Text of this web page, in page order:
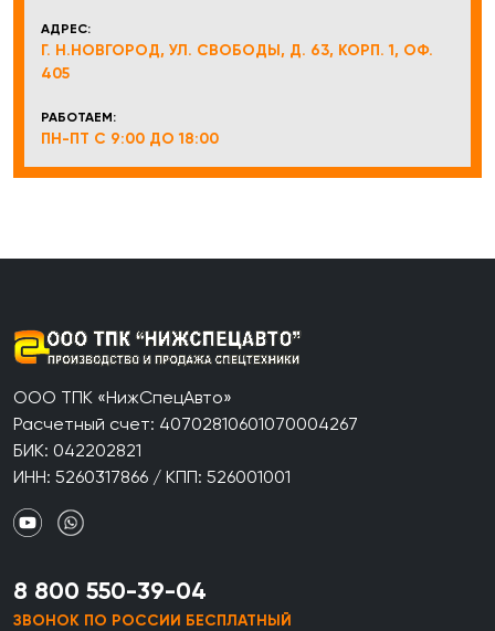
АДРЕС:
Г. Н.НОВГОРОД, УЛ. СВОБОДЫ, Д. 63, КОРП. 1, ОФ.
405
РАБОТАЕМ:
ПН-ПТ С 9:00 ДО 18:00
ООО ТПК «НижСпецАвто»
Расчетный счет: 40702810601070004267
БИК: 042202821
ИНН: 5260317866 / КПП: 526001001
8 800 550-39-04
ЗВОНОК ПО РОССИИ БЕСПЛАТНЫЙ